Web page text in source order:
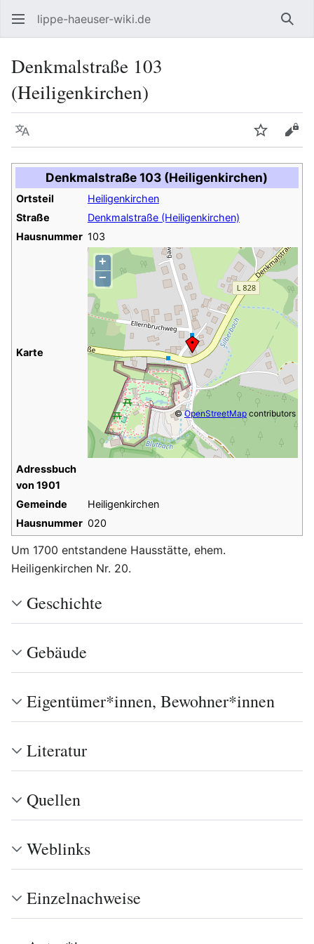
lippe-haeuser-wiki.de
Denkmalstraße 103
(Heiligenkirchen)
Sprache
Denkmalstraße 103 (Heiligenkirchen)
Ortsteil
Heiligenkirchen
Straße
Denkmalstraße (Heiligenkirchen)
Hausnummer 103
Karte
+
−
©OpenStreetMapcontributors
Adressbuch
von 1901
Gemeinde
Heiligenkirchen
Hausnummer 020
Um 1700 entstandene Hausstätte, ehem.
Heiligenkirchen Nr. 20.
Geschichte
Gebäude
Eigentümer*innen, Bewohner*innen
Literatur
Quellen
Weblinks
Einzelnachweise